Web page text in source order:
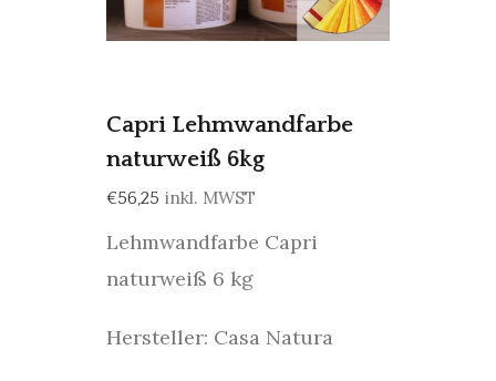
Capri Lehmwandfarbe
naturweiß 6kg
€56,25 inkl. MWST
Lehmwandfarbe Capri
naturweiß 6 kg
Hersteller: Casa Natura